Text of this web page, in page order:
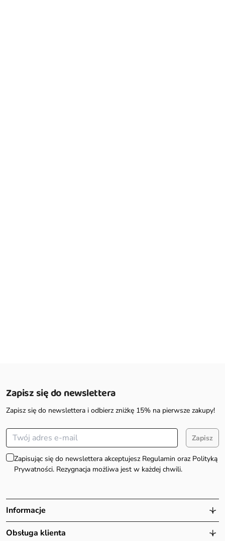
Zapisz się do newslettera
Zapisz się do newslettera i odbierz zniżkę 15% na pierwsze zakupy!
Zapisz
Zapisując się do newslettera akceptujesz Regulamin oraz Polityką
Prywatności. Rezygnacja możliwa jest w każdej chwili.
Informacje
Obsługa klienta